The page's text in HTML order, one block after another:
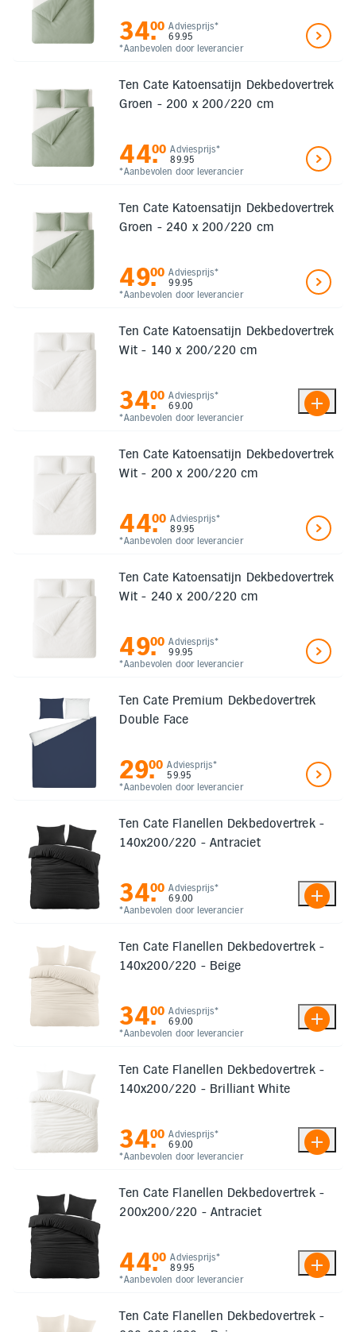
Adviesprijs*
69.95
*Aanbevolen door leverancier
34.
00
Ten Cate Katoensatijn Dekbedovertrek
Groen - 200 x 200/220 cm
Adviesprijs*
89.95
*Aanbevolen door leverancier
44.
00
Ten Cate Katoensatijn Dekbedovertrek
Groen - 240 x 200/220 cm
Adviesprijs*
99.95
*Aanbevolen door leverancier
49.
00
Ten Cate Katoensatijn Dekbedovertrek
Wit - 140 x 200/220 cm
Adviesprijs*
69.00
*Aanbevolen door leverancier
34.
00
Ten Cate Katoensatijn Dekbedovertrek
Wit - 200 x 200/220 cm
Adviesprijs*
89.95
*Aanbevolen door leverancier
44.
00
Ten Cate Katoensatijn Dekbedovertrek
Wit - 240 x 200/220 cm
Adviesprijs*
99.95
*Aanbevolen door leverancier
49.
00
Ten Cate Premium Dekbedovertrek
Double Face
Adviesprijs*
59.95
*Aanbevolen door leverancier
29.
00
Ten Cate Flanellen Dekbedovertrek -
140x200/220 - Antraciet
Adviesprijs*
69.00
*Aanbevolen door leverancier
34.
00
Ten Cate Flanellen Dekbedovertrek -
140x200/220 - Beige
Adviesprijs*
69.00
*Aanbevolen door leverancier
34.
00
Ten Cate Flanellen Dekbedovertrek -
140x200/220 - Brilliant White
Adviesprijs*
69.00
*Aanbevolen door leverancier
34.
00
Ten Cate Flanellen Dekbedovertrek -
200x200/220 - Antraciet
Adviesprijs*
89.95
*Aanbevolen door leverancier
44.
00
Ten Cate Flanellen Dekbedovertrek -